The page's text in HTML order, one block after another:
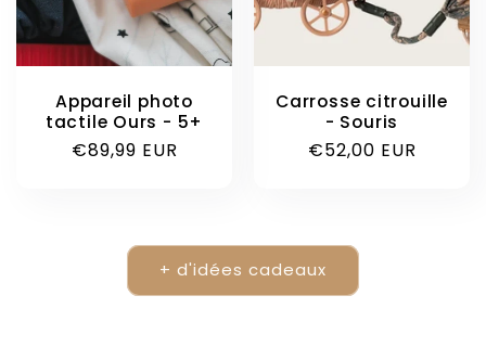
Appareil photo
tactile Ours - 5+
Prix
€89,99 EUR
Carrosse citrouille
- Souris
Prix
€52,00 EUR
+ d'idées cadeaux